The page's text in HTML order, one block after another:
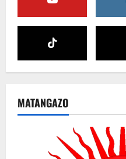
MATANGAZO